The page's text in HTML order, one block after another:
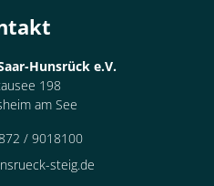
Hunsrück e.V.
198
am See
/ 9018100
steig.de